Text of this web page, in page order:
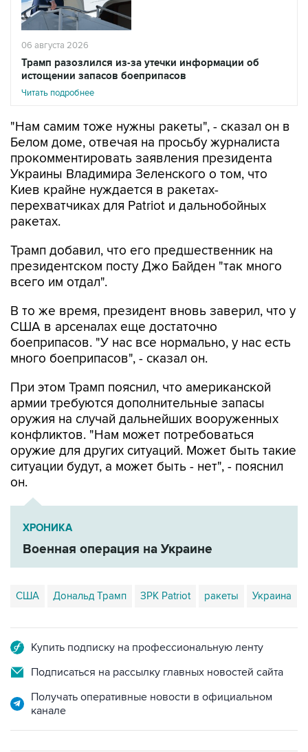
06 августа 2026
Трамп разозлился из-за утечки информации об
истощении запасов боеприпасов
Читать подробнее
"Нам самим тоже нужны ракеты", - сказал он в
Белом доме, отвечая на просьбу журналиста
прокомментировать заявления президента
Украины Владимира Зеленского о том, что
Киев крайне нуждается в ракетах-
перехватчиках для Patriot и дальнобойных
ракетах.
Трамп добавил, что его предшественник на
президентском посту Джо Байден "так много
всего им отдал".
В то же время, президент вновь заверил, что у
США в арсеналах еще достаточно
боеприпасов. "У нас все нормально, у нас есть
много боеприпасов", - сказал он.
При этом Трамп пояснил, что американской
армии требуются дополнительные запасы
оружия на случай дальнейших вооруженных
конфликтов. "Нам может потребоваться
оружие для других ситуаций. Может быть такие
ситуации будут, а может быть - нет", - пояснил
он.
ХРОНИКА
Военная операция на Украине
США Дональд Трамп ЗРК Patriot ракеты Украина
Купить подписку на профессиональную ленту
Подписаться на рассылку главных новостей сайта
Получать оперативные новости в официальном
канале